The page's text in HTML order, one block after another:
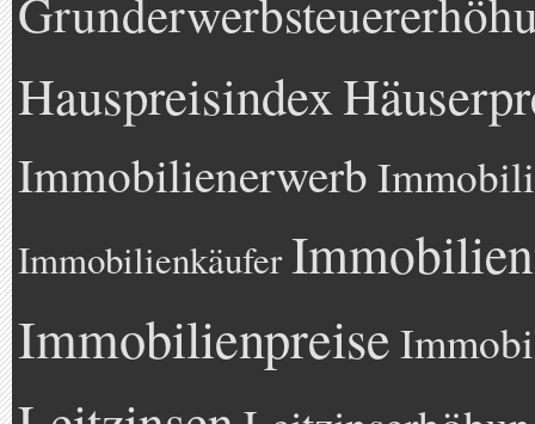
Hauspreisindex
Immobilienerwerb
Immobilienkäufer
Immobilienpreise